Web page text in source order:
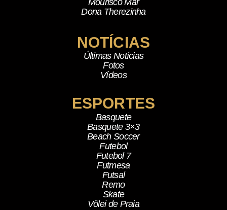
Mourisco Mar
Dona Therezinha
NOTÍCIAS
Últimas Notícias
Fotos
Vídeos
ESPORTES
Basquete
Basquete 3×3
Beach Soccer
Futebol
Futebol 7
Futmesa
Futsal
Remo
Skate
Vôlei de Praia